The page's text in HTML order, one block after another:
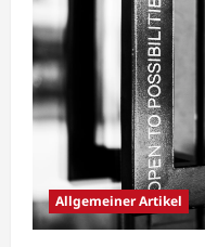
Allgemeiner Artikel